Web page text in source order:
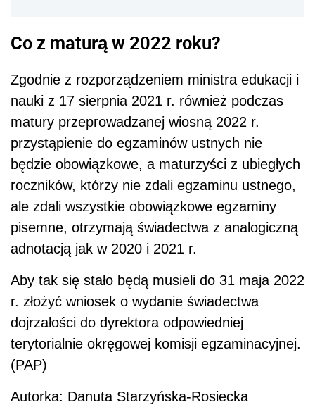
Co z maturą w 2022 roku?
Zgodnie z rozporządzeniem ministra edukacji i
nauki z 17 sierpnia 2021 r. również podczas
matury przeprowadzanej wiosną 2022 r.
przystąpienie do egzaminów ustnych nie
będzie obowiązkowe, a maturzyści z ubiegłych
roczników, którzy nie zdali egzaminu ustnego,
ale zdali wszystkie obowiązkowe egzaminy
pisemne, otrzymają świadectwa z analogiczną
adnotacją jak w 2020 i 2021 r.
Aby tak się stało będą musieli do 31 maja 2022
r. złożyć wniosek o wydanie świadectwa
dojrzałości do dyrektora odpowiedniej
terytorialnie okręgowej komisji egzaminacyjnej.
(PAP)
Autorka: Danuta Starzyńska-Rosiecka